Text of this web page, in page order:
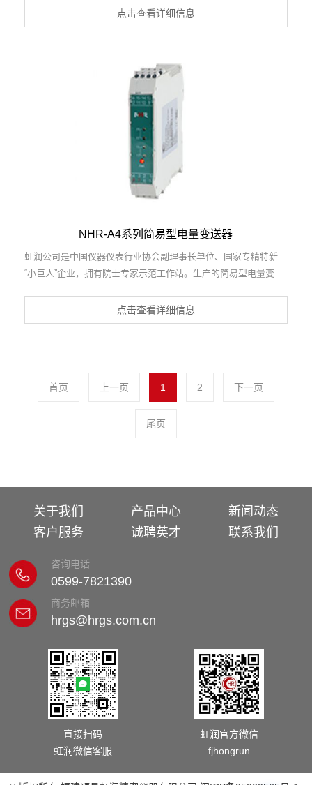
轨壁挂共用， RS485/RS232通讯等特点。产品获得基于一种交流
信号变送器、交直流信号转换电路、基于DCS技术的盘装式三相电
多通道数据采集控制终端规范等2项军用标准，以及现场设备集成
等5项智能制造国家标准，参与国际5G标准制定，取得液晶综合电
量集中显示仪等2项相关软件著作权。产品广泛应用于电力、冶
金、化工、水泥、造纸、新能源、基础设施等用电密集行业。
点击查看详细信息
NHR-A4系列简易型电量变送器
虹润公司是中国仪器仪表行业协会副理事长单位、国家专精特新
“小巨人”企业，拥有院士专家示范工作站。生产的简易型电量变送
电源磁隔离，体积小功耗低等特点。产品获得基于一种交流信号变
送器、交直流信号转换电路、基于DCS技术的盘装式三相电量表等
数据采集控制终端规范等2项军用标准，以及现场设备集成等5项智
能制造国家标准，参与国际5G标准制定。产品广泛应用于电力、
点击查看详细信息
首页 上一页 1 2 下一页
尾页
关于我们 产品中心
新闻动态
客户服务
诚聘英才 联系我们
咨询电话
0599-7821390
商务邮箱
hrgs@hrgs.com.cn
直接扫码
虹润微信客服
虹润官方微信
fjhongrun